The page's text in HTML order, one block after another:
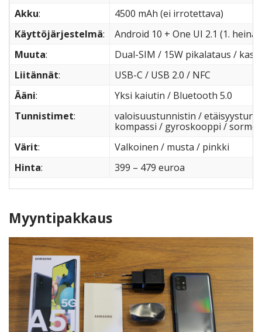
Akku:
4500 mAh (ei irrotettava)
Käyttöjärjestelmä:
Android 10 + One UI 2.1 (1.
Muuta:
Dual-SIM / 15W pikalataus /
Liitännät:
USB-C / USB 2.0 / NFC
Ääni:
Yksi kaiutin / Bluetooth 5.0
Tunnistimet:
valoisuustunnistin /
kompassi / gyroskooppi /
Värit:
Valkoinen / musta / pinkki
Hinta: 399 – 479 euroa
Myyntipakkaus